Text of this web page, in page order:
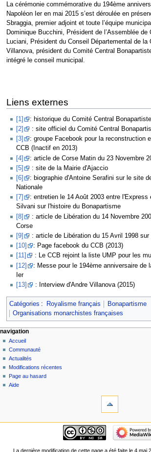
La cérémonie commémorative du 194ème
Napoléon Ier en mai 2015 s’est déroulée en
Sbraggia, premier adjoint et toute l’équipe
Dominique Bucchini, Président de l’Assemblée de
Luciani, Président du Conseil Départemental de la
Villanova, président du Comité Central
intégré le conseil municipal.
Liens externes
[1]
: historique du Comité Central Bonapartiste
[2]
: site officiel du Comité Central
[3]
: groupe Facebook pour la reconstruction
CCB (Inactif en 2013)
[4]
: article de Corse Matin du 23 Novembre
[5]
: site de la Mairie d'Ajaccio
[6]
: biographie d'Antoine Serafini sur le site
Nationale
[7]
: entretien le 14 Août 2003 entre l'Express
Silvani sur l'histoire du Bonapartisme
[8]
: article de Libération du 14 Novembre
Corse
[9]
: article de Libération du 15 Avril 1998
[10]
: Page facebook du CCB (2013)
[11]
: Le CCB rejoint la liste UMP pour les
[12]
: Messe pour le 194ème anniversaire de
Ier
[13]
: Interview d'Andre Villanova (2015)
Catégories : Royalisme français
Bonapartisme
Organisations monarchistes françaises
navigation
Accueil
Communauté
Actualités
Modifications récentes
Page au hasard
Aide
La dernière modification de cette page a été faite le 4 mai